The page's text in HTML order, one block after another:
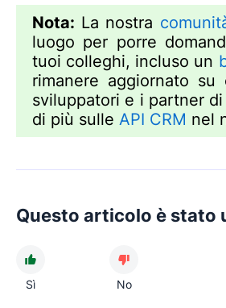
Nota: La nostra
luogo per porre
tuoi colleghi, incluso un
rimanere aggiornato
sviluppatori e i partner
di più sulle API CRM nel
Questo articolo è stato
Sì No